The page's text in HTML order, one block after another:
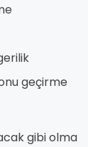
geçirme
gibi olma